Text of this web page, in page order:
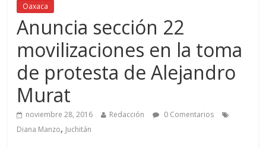
Oaxaca
Anuncia sección 22
movilizaciones en la toma
de protesta de Alejandro
Murat
noviembre 28, 2016 Redacción
0 Comentarios
Diana Manzo, Juchitán